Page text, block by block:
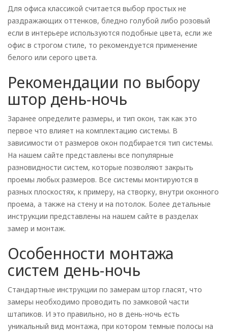
Для офиса классикой считается выбор простых не
раздражающих оттенков, бледно голубой либо розовый
если в интерьере используются подобные цвета, если же
офис в строгом стиле, то рекомендуется применение
белого или серого цвета.
Рекомендации по выбору
штор день-ночь
Заранее определите размеры, и тип окон, так как это
первое что влияет на комплектацию системы. В
зависимости от размеров окон подбирается тип системы.
На нашем сайте представлены все популярные
разновидности систем, которые позволяют закрыть
проемы любых размеров. Все системы монтируются в
разных плоскостях, к примеру, на створку, внутри оконного
проема, а также на стену и на потолок. Более детальные
инструкции представлены на нашем сайте в разделах
замер и монтаж.
Особенности монтажа
систем день-ночь
Стандартные инструкции по замерам штор гласят, что
замеры необходимо проводить по замковой части
штапиков. И это правильно, но в день-ночь есть
уникальный вид монтажа, при котором темные полосы на